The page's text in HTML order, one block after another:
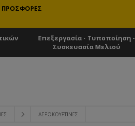
ΠΡΟΣΦΟΡΈΣ
Επεξεργασία - Τυποποίηση -
Συσκευασία Μελιού
ΑΕΡΟΚΟΥΡΤΊΝΕΣ